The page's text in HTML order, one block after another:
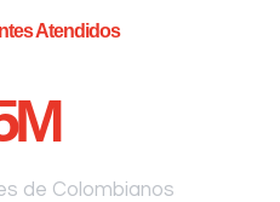
Atendidos
M
de Colombianos